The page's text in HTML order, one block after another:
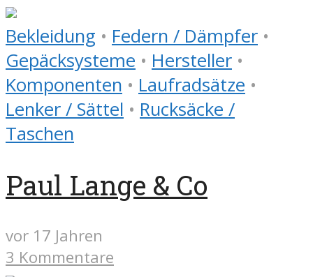
Bekleidung • Federn / Dämpfer •
Gepäcksysteme • Hersteller •
Komponenten • Laufradsätze •
Lenker / Sättel • Rucksäcke /
Taschen
Paul Lange & Co
vor 17 Jahren
3 Kommentare